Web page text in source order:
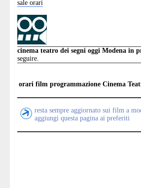
sale orari
cinema teatro dei segni oggi Modena in
seguire.
orari film programmazione Cinema
resta sempre aggiornato sui film a
aggiungi questa pagina ai preferiti